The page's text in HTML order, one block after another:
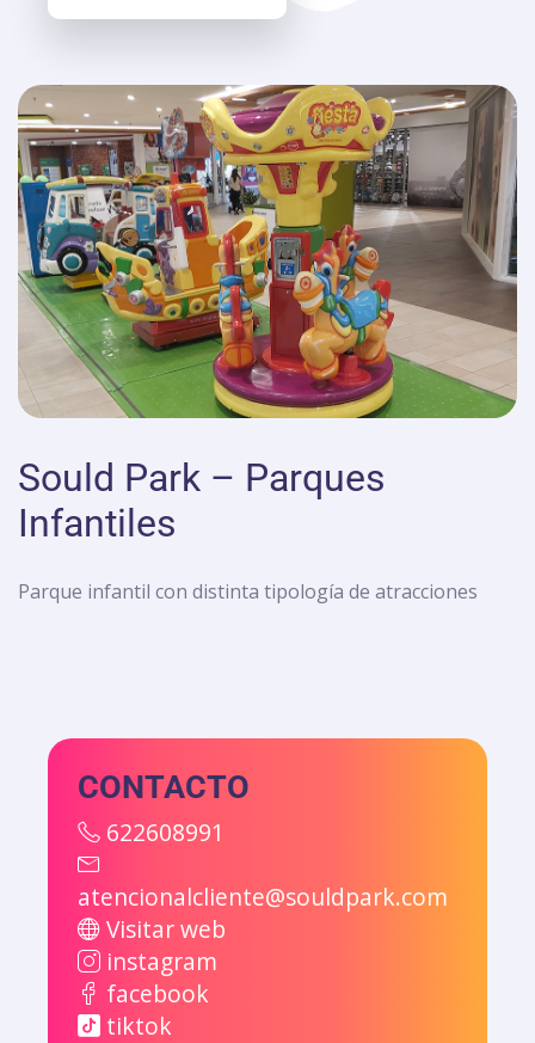
Sould Park – Parques
Infantiles
Parque infantil con distinta tipología de atracciones
CONTACTO
622608991
atencionalcliente@souldpark.com
Visitar web
instagram
facebook
tiktok